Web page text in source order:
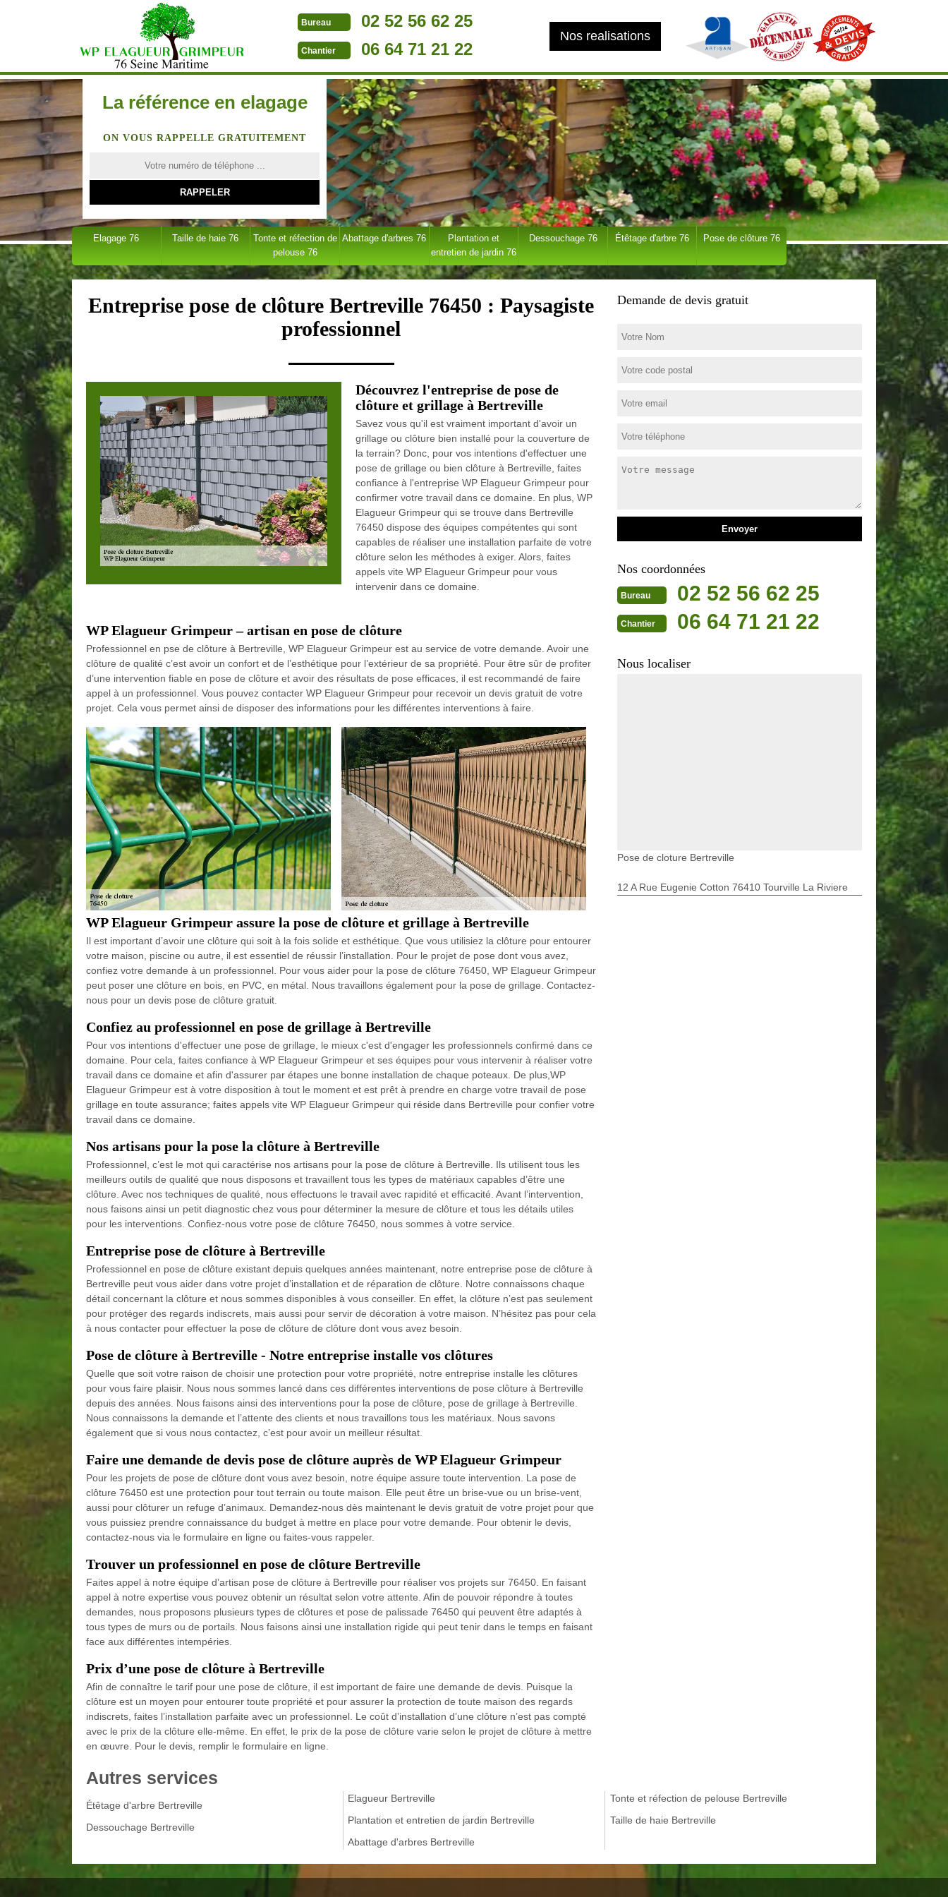
Bureau 02 52 56 62 25
Chantier 06 64 71 21 22
Nos realisations
La référence en elagage
ON VOUS RAPPELLE GRATUITEMENT
Elagage 76 Taille de haie 76
Tonte et réfection de
pelouse 76
Abattage d'arbres 76
Plantation et
entretien de jardin 76
Dessouchage 76 Étêtage d'arbre 76 Pose de clôture 76
Entreprise pose de clôture Bertreville 76450 : Paysagiste
professionnel
Découvrez l'entreprise de pose de
clôture et grillage à Bertreville
Savez vous qu'il est vraiment important d'avoir un
grillage ou clôture bien installé pour la couverture de
la terrain? Donc, pour vos intentions d'effectuer une
pose de grillage ou bien clôture à Bertreville, faites
confiance à l'entreprise WP Elagueur Grimpeur pour
confirmer votre travail dans ce domaine. En plus, WP
Elagueur Grimpeur qui se trouve dans Bertreville
76450 dispose des équipes compétentes qui sont
capables de réaliser une installation parfaite de votre
clôture selon les méthodes à exiger. Alors, faites
appels vite WP Elagueur Grimpeur pour vous
intervenir dans ce domaine.
WP Elagueur Grimpeur – artisan en pose de clôture
Professionnel en pse de clôture à Bertreville, WP Elagueur Grimpeur est au service de votre demande. Avoir une
clôture de qualité c’est avoir un confort et de l’esthétique pour l’extérieur de sa propriété. Pour être sûr de profiter
d’une intervention fiable en pose de clôture et avoir des résultats de pose efficaces, il est recommandé de faire
appel à un professionnel. Vous pouvez contacter WP Elagueur Grimpeur pour recevoir un devis gratuit de votre
projet. Cela vous permet ainsi de disposer des informations pour les différentes interventions à faire.
WP Elagueur Grimpeur assure la pose de clôture et grillage à Bertreville
Il est important d’avoir une clôture qui soit à la fois solide et esthétique. Que vous utilisiez la clôture pour entourer
votre maison, piscine ou autre, il est essentiel de réussir l’installation. Pour le projet de pose dont vous avez,
confiez votre demande à un professionnel. Pour vous aider pour la pose de clôture 76450, WP Elagueur Grimpeur
peut poser une clôture en bois, en PVC, en métal. Nous travaillons également pour la pose de grillage. Contactez-
nous pour un devis pose de clôture gratuit.
Confiez au professionnel en pose de grillage à Bertreville
Pour vos intentions d'effectuer une pose de grillage, le mieux c'est d'engager les professionnels confirmé dans ce
domaine. Pour cela, faites confiance à WP Elagueur Grimpeur et ses équipes pour vous intervenir à réaliser votre
travail dans ce domaine et afin d'assurer par étapes une bonne installation de chaque poteaux. De plus,WP
Elagueur Grimpeur est à votre disposition à tout le moment et est prêt à prendre en charge votre travail de pose
grillage en toute assurance; faites appels vite WP Elagueur Grimpeur qui réside dans Bertreville pour confier votre
travail dans ce domaine.
Nos artisans pour la pose la clôture à Bertreville
Professionnel, c’est le mot qui caractérise nos artisans pour la pose de clôture à Bertreville. Ils utilisent tous les
meilleurs outils de qualité que nous disposons et travaillent tous les types de matériaux capables d’être une
clôture. Avec nos techniques de qualité, nous effectuons le travail avec rapidité et efficacité. Avant l’intervention,
nous faisons ainsi un petit diagnostic chez vous pour déterminer la mesure de clôture et tous les détails utiles
pour les interventions. Confiez-nous votre pose de clôture 76450, nous sommes à votre service.
Entreprise pose de clôture à Bertreville
Professionnel en pose de clôture existant depuis quelques années maintenant, notre entreprise pose de clôture à
Bertreville peut vous aider dans votre projet d’installation et de réparation de clôture. Notre connaissons chaque
détail concernant la clôture et nous sommes disponibles à vous conseiller. En effet, la clôture n’est pas seulement
pour protéger des regards indiscrets, mais aussi pour servir de décoration à votre maison. N’hésitez pas pour cela
à nous contacter pour effectuer la pose de clôture de clôture dont vous avez besoin.
Pose de clôture à Bertreville - Notre entreprise installe vos clôtures
Quelle que soit votre raison de choisir une protection pour votre propriété, notre entreprise installe les clôtures
pour vous faire plaisir. Nous nous sommes lancé dans ces différentes interventions de pose clôture à Bertreville
depuis des années. Nous faisons ainsi des interventions pour la pose de clôture, pose de grillage à Bertreville.
Nous connaissons la demande et l’attente des clients et nous travaillons tous les matériaux. Nous savons
également que si vous nous contactez, c’est pour avoir un meilleur résultat.
Faire une demande de devis pose de clôture auprès de WP Elagueur Grimpeur
Pour les projets de pose de clôture dont vous avez besoin, notre équipe assure toute intervention. La pose de
clôture 76450 est une protection pour tout terrain ou toute maison. Elle peut être un brise-vue ou un brise-vent,
aussi pour clôturer un refuge d’animaux. Demandez-nous dès maintenant le devis gratuit de votre projet pour que
vous puissiez prendre connaissance du budget à mettre en place pour votre demande. Pour obtenir le devis,
contactez-nous via le formulaire en ligne ou faites-vous rappeler.
Trouver un professionnel en pose de clôture Bertreville
Faites appel à notre équipe d’artisan pose de clôture à Bertreville pour réaliser vos projets sur 76450. En faisant
appel à notre expertise vous pouvez obtenir un résultat selon votre attente. Afin de pouvoir répondre à toutes
demandes, nous proposons plusieurs types de clôtures et pose de palissade 76450 qui peuvent être adaptés à
tous types de murs ou de portails. Nous faisons ainsi une installation rigide qui peut tenir dans le temps en faisant
face aux différentes intempéries.
Prix d’une pose de clôture à Bertreville
Afin de connaître le tarif pour une pose de clôture, il est important de faire une demande de devis. Puisque la
clôture est un moyen pour entourer toute propriété et pour assurer la protection de toute maison des regards
indiscrets, faites l’installation parfaite avec un professionnel. Le coût d’installation d’une clôture n’est pas compté
avec le prix de la clôture elle-même. En effet, le prix de la pose de clôture varie selon le projet de clôture à mettre
en œuvre. Pour le devis, remplir le formulaire en ligne.
Demande de devis gratuit
Nos coordonnées
Bureau 02 52 56 62 25
Chantier 06 64 71 21 22
Nous localiser
Pose de cloture Bertreville
12 A Rue Eugenie Cotton 76410 Tourville La Riviere
Autres services
Étêtage d'arbre Bertreville
Dessouchage Bertreville
Elagueur Bertreville
Plantation et entretien de jardin Bertreville
Abattage d'arbres Bertreville
Tonte et réfection de pelouse Bertreville
Taille de haie Bertreville